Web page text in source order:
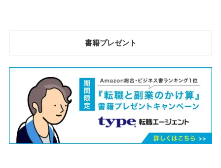
書籍プレゼント